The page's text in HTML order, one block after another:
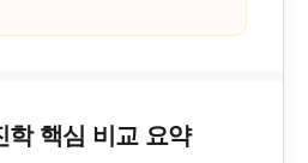
학 핵심 비교 요약